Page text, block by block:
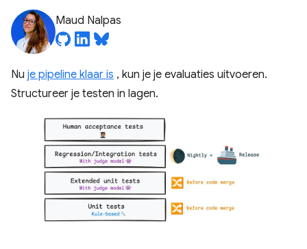
Maud Nalpas
Nu je pipeline klaar is , kun je je evaluaties uitvoeren.
Structureer je testen in lagen.